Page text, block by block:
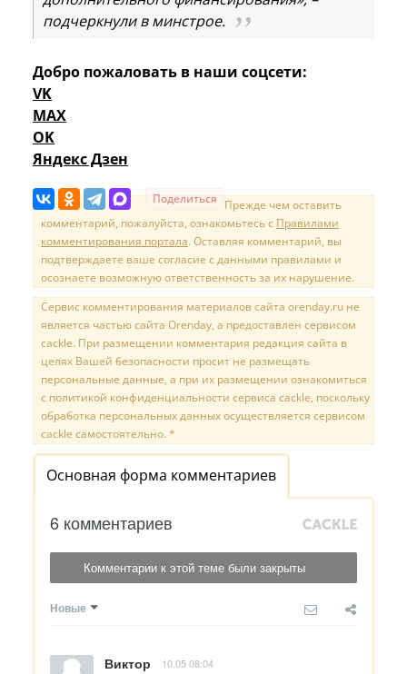
подчеркнули в минстрое.
Добро пожаловать в наши соцсети:
VK
MAX
OK
Яндекс Дзен
Поделиться Прежде чем оставить
комментарий, пожалуйста, ознакомьтесь с Правилами
комментирования портала. Оставляя комментарий, вы
подтверждаете ваше согласие с данными правилами и
осознаете возможную ответственность за их нарушение.
Сервис комментирования материалов сайта orenday.ru не
является частью сайта Orenday, а предоставлен сервисом
cackle. При размещении комментария редакция сайта в
целях Вашей безопасности просит не размещать
персональные данные, а при их размещении ознакомиться
с политикой конфиденциальности сервиса cackle, поскольку
обработка персональных данных осуществляется сервисом
cackle самостоятельно. *
Основная форма комментариев
6 комментариев
Комментарии к этой теме были закрыты
Новые
Виктор 10.05 08:04